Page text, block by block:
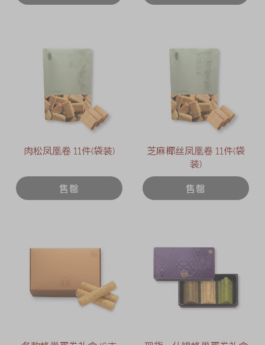
肉松凤凰卷 11件(袋装)
售罄
芝麻椰丝凤凰卷 11件(袋
装)
售罄